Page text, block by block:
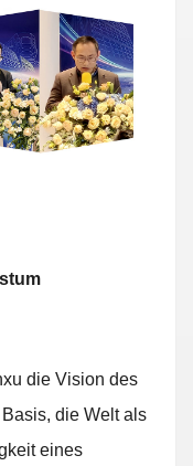
die Vision des
die Welt als
eines